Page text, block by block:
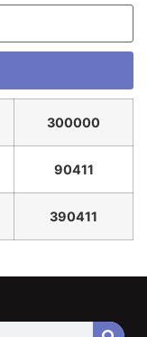
300000
90411
390411